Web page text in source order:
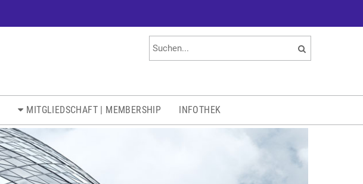
MITGLIEDSCHAFT | MEMBERSHIP INFOTHEK